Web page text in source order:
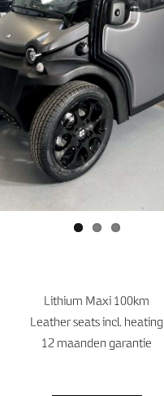
Lithium Maxi 100km
Leather seats incl. heating
12 maanden garantie